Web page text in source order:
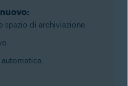
spazio di archiviazione.